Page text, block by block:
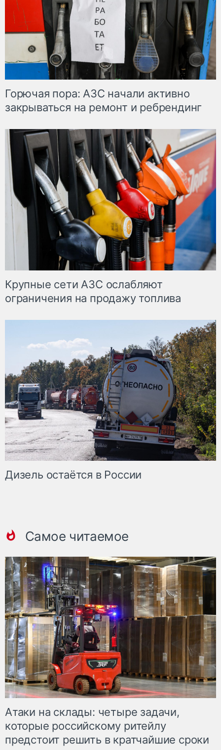
Горючая пора: АЗС начали активно
закрываться на ремонт и ребрендинг
Крупные сети АЗС ослабляют
ограничения на продажу топлива
Дизель остаётся в России
Самое читаемое
Атаки на склады: четыре задачи,
которые российскому ритейлу
предстоит решить в кратчайшие сроки